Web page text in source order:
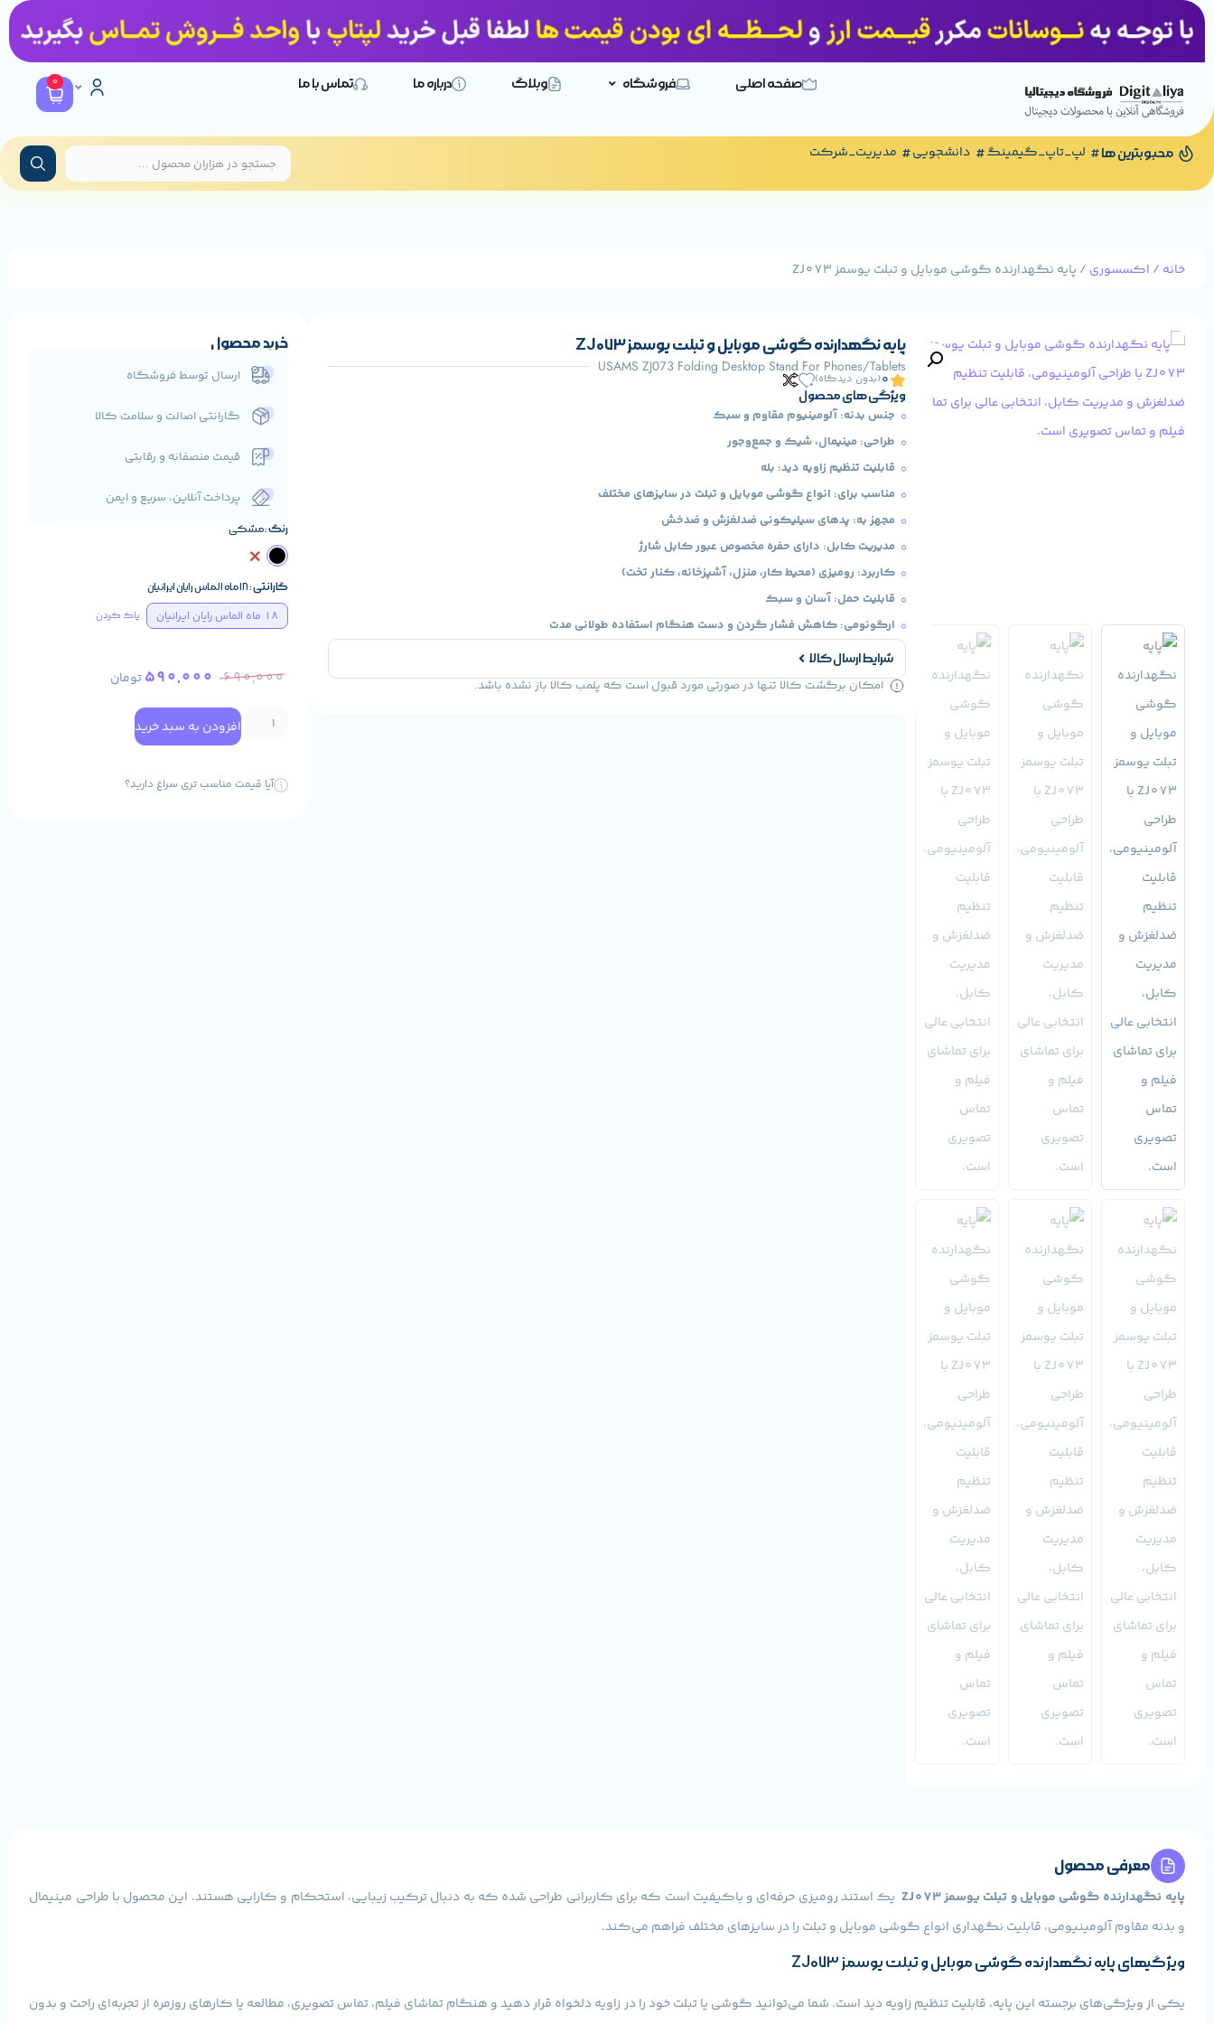
صفحه اصلی فروشگاه وبلاگ درباره ما تماس با ما 0
محبوبترین ها لپ_تاپ_گیمینگ دانشجویی مدیریت_شرکت
خانه / اکسسوری / پایه نگهدارنده گوشی موبایل و تبلت یوسمز ZJ073
پایه نگهدارنده گوشی موبایل و تبلت یوسمز ZJ073
USAMS ZJ073 Folding Desktop Stand For Phones/Tablets
0(بدون دیدگاه)
ویژگی های محصول
جنس بدنه: آلومینیوم مقاوم و سبک
طراحی: مینیمال، شیک و جمع‌وجور
قابلیت تنظیم زاویه دید: بله
مناسب برای: انواع گوشی موبایل و تبلت در سایزهای مختلف
مجهز به: پدهای سیلیکونی ضدلغزش و ضدخش
مدیریت کابل: دارای حفره مخصوص عبور کابل شارژ
کاربرد: رومیزی (محیط کار، منزل، آشپزخانه، کنار تخت)
قابلیت حمل: آسان و سبک
ارگونومی: کاهش فشار گردن و دست هنگام استفاده طولانی مدت
شرایط ارسال کالا
امکان برگشت کالا تنها در صورتی مورد قبول است که پلمب کالا باز نشده باشد.
خرید محصول
ارسال توسط فروشگاه
گارانتی اصالت و سلامت کالا
قیمت منصفانه و رقابتی
پرداخت آنلاین، سریع و ایمن
رنگ مشکی
گارانتی 18 ماه الماس رایان ایرانیان
18 ماه الماس رایان ایرانیان پاک کردن
690,000
590,000تومان
افزودن به سبد خرید
آیا قیمت مناسب تری سراغ دارید؟
معرفی محصول
پایه نگهدارنده گوشی موبایل و تبلت یوسمز ZJ073
یک استند رومیزی حرفه‌ای و باکیفیت است که برای کاربرانی طراحی شده که به دنبال ترکیب زیبایی، استحکام و کارایی هستند. این محصول با طراحی مینیمال
و بدنه مقاوم آلومینیومی، قابلیت نگهداری انواع گوشی موبایل و تبلت را در سایزهای مختلف فراهم می‌کند.
ویژگیهای پایه نگهدارنده گوشی موبایل و تبلت یوسمز ZJ073
یکی از ویژگی‌های برجسته این پایه، قابلیت تنظیم زاویه دید است. شما می‌توانید گوشی یا تبلت خود را در زاویه دلخواه قرار دهید و هنگام تماشای فیلم، تماس تصویری، مطالعه یا کارهای روزمره از تجربه‌ای راحت و بدون